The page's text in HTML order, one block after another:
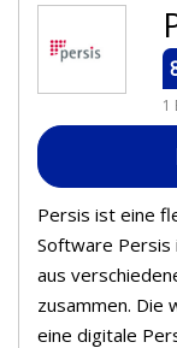
1
Persis ist eine
Software Persis
aus
zusammen. Die
eine digitale